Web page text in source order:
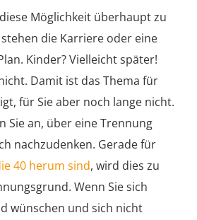
Möglichkeit überhaupt zu
die Karriere oder eine
Kinder? Vielleicht später!
Damit ist das Thema für
für Sie aber noch lange nicht.
Sie an, über eine Trennung
nachzudenken. Gerade für
40 herum sind, wird dies zu
Wenn Sie sich
wünschen und sich nicht